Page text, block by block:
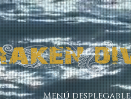
Menú desplegable